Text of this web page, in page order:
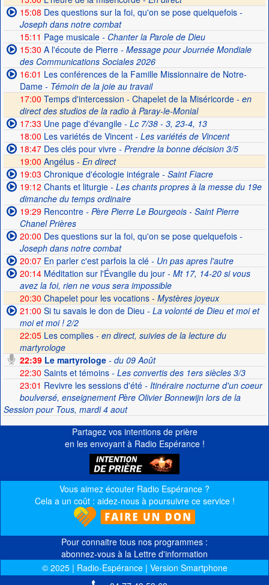
15:08 Des questions sur la foi, qu'on se pose quelquefois-
Joseph dans notre combat
15:11 Page musicale- Chanter la Parole de Dieu
15:30 A l'écoute de Pierre- Message pour Journée Mondiale
des Communications Sociales 2026
16:01 Les conférences de la Famille Missionnaire de Notre-
Dame- Témoin de la joie au travail
17:00 Temps d'intercession - Chapelet de la Miséricorde - en
direct des studios de la radio à Paray-le-Monial
17:33 Une page d'évangile- Lc 7/38 - 3, 23-4, 13
18:00 Les variétés de Vincent- Les variétés de Vincent
18:47Des clés pour vivre- Prendre la bonne décision 3/5
19:00 Angélus - En direct
19:03 Chronique d'écologie intégrale- Saint Fiacre
19:12 Chants et liturgie- Les chants propres à la messe du 19e
dimanche du temps ordinaire
19:29Rencontre- Père Pierre Le Bourgeois - Saint Pierre
Chanel Prières
20:00 Des questions sur la foi, qu'on se pose quelquefois-
Joseph dans notre combat
20:07En parler c'est parfois la clé- Un pas apres l'autre
20:14Méditation sur l'Évangile du jour- Mt 17, 14-20 si vous
avez la foi, rien ne vous sera impossible
20:30 Chapelet pour les vocations - Mystères joyeux
21:00 Si tu savais le don de Dieu - La volonté de Dieu et moi et
moi et moi ! 2/2
22:05Les complies - en direct, suivies de la lecture du
martyrologe
22:39Le martyrologe- du 09 Août
22:30 Saints et témoins- Les convertis des 1ers siècles 3/3
23:01 Revivre les sessions d'été- Itinéraire nocturne d'un coeur
boulversé, enseignement Père Olivier Bonnewijn lors de la
Session pour Tous, mardi 4 aout
Partagez vos intentions de prière
en les envoyant à Radio Espérance !
Vous aimez écouter Radio Espérance ?
Cela a un coût : aidez-nous à poursuivre ce service !
Pour connaitre tous nos programmes :
abonnez-vous à la Lettre d'information
© 2025 | Radio-Espérance | Version Smartphone